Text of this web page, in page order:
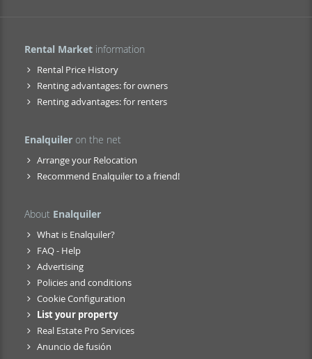
Rental Market information
Rental Price History
Renting advantages: for owners
Renting advantages: for renters
Enalquiler on the net
Arrange your Relocation
Recommend Enalquiler to a friend!
About Enalquiler
What is Enalquiler?
FAQ - Help
Advertising
Policies and conditions
Cookie Configuration
List your property
Real Estate Pro Services
Anuncio de fusión